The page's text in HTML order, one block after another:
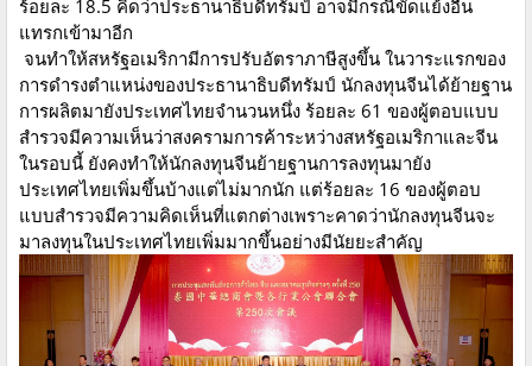
ร้อยละ 18.5 คิดว่าประธานาธิบดีทรัมป์ อาจมีกรณีขัดแย้งอื่น
แทรกเข้ามาอีก
จนทำให้สหรัฐอเมริกามีการปรับอัตราภาษีสูงขึ้น ในวาระแรกของ
การดำรงตำแหน่งของประธานาธิบดีทรัมป์ นักลงทุนจีนได้ย้ายฐาน
การผลิตมายังประเทศไทยจำนวนหนึ่ง ร้อยละ 61 ของผู้ตอบแบบ
สำรวจมีความเห็นว่าสงครามการค้าระหว่างสหรัฐอเมริกาและจีน
ในรอบนี้ ยังคงทำให้นักลงทุนจีนย้ายฐานการลงทุนมายัง
ประเทศไทยเพิ่มขึ้นบ้างแต่ไม่มากนัก แต่ร้อยละ 16 ของผู้ตอบ
แบบสำรวจมีความคิดเห็นที่แตกต่างเพราะคาดว่านักลงทุนจีนจะ
มาลงทุนในประเทศไทยเพิ่มมากขึ้นอย่างมีนัยยะสำคัญ